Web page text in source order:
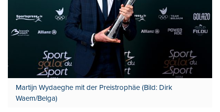
Martijn Wydaeghe mit der Preistrophäe (Bild: Dirk
Waem/Belga)